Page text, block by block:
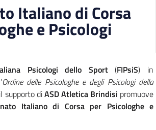
Italiano di Corsa
e Psicologi
Psicologi dello Sport(FIPsiS) in
Ordine delle Psicologhe e degli Psicologi della
supporto diASD Atletica Brindisi promuove
Italiano di Corsa per Psicologhe e